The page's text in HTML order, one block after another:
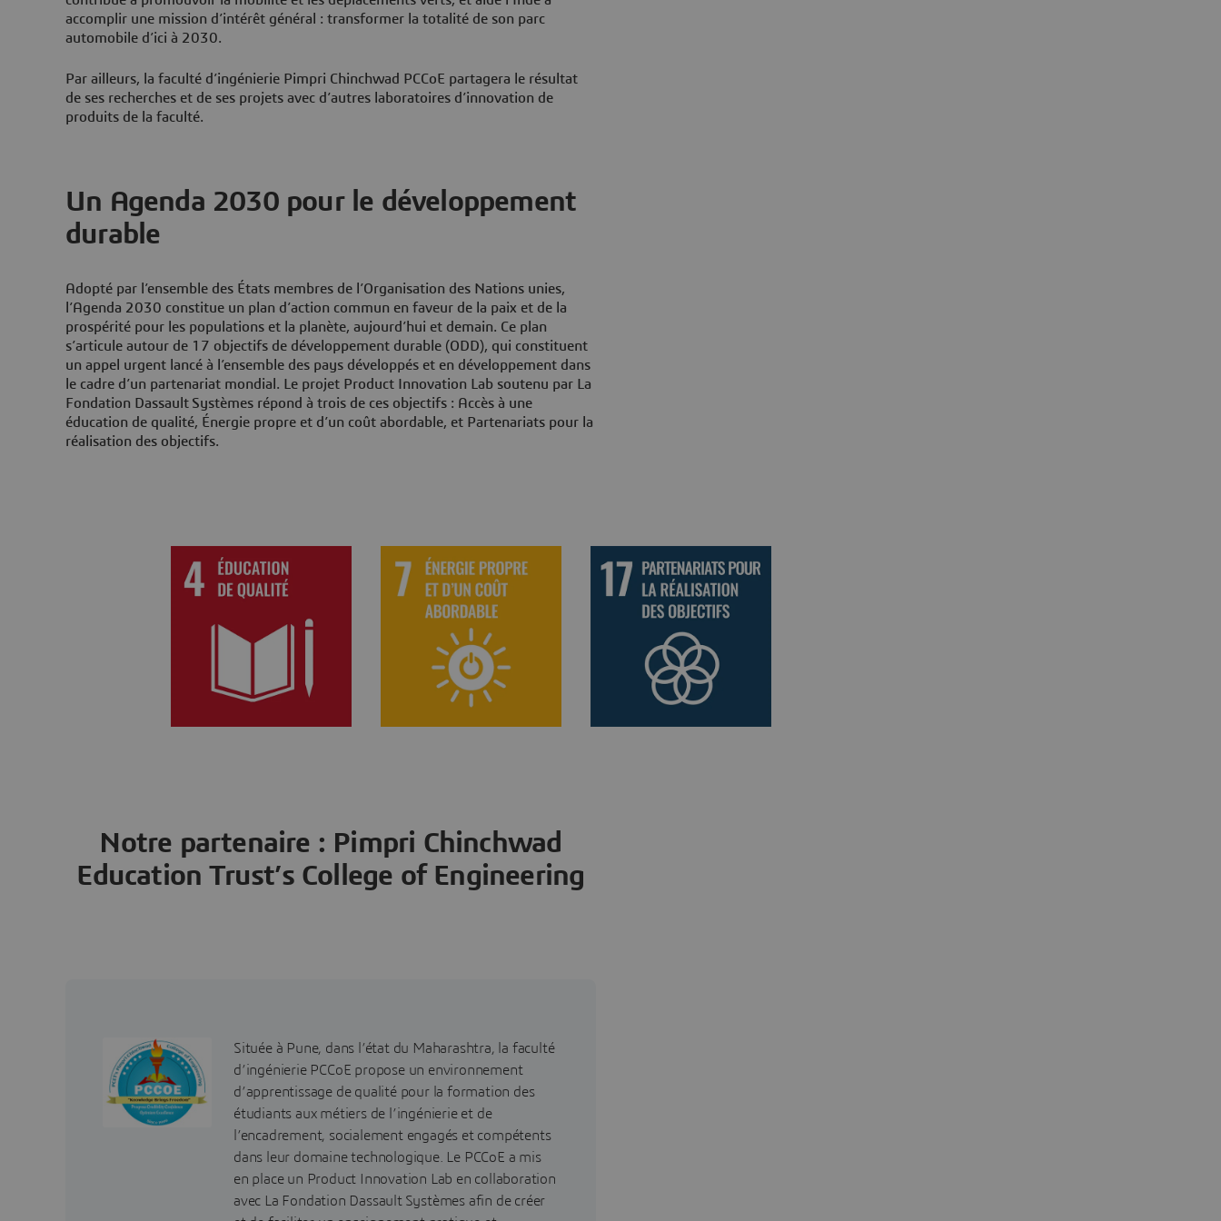
accomplir une mission d’intérêt général : transformer la totalité de son parc
automobile d’ici à 2030.
Par ailleurs, la faculté d’ingénierie Pimpri Chinchwad PCCoE partagera le résultat
de ses recherches et de ses projets avec d’autres laboratoires d’innovation de
produits de la faculté.
Un Agenda 2030 pour le développement
durable
Adopté par l’ensemble des États membres de l’Organisation des Nations unies,
l’Agenda 2030 constitue un plan d’action commun en faveur de la paix et de la
prospérité pour les populations et la planète, aujourd’hui et demain. Ce plan
s’articule autour de 17 objectifs de développement durable (ODD), qui constituent
un appel urgent lancé à l’ensemble des pays développés et en développement dans
le cadre d’un partenariat mondial. Le projet Product Innovation Lab soutenu par La
Fondation Dassault Systèmes répond à trois de ces objectifs : Accès à une
éducation de qualité, Énergie propre et d’un coût abordable, et Partenariats pour la
réalisation des objectifs.
Notre partenaire : Pimpri Chinchwad
Education Trust’s College of Engineering
Située à Pune, dans l’état du Maharashtra, la faculté
d’ingénierie PCCoE propose un environnement
d’apprentissage de qualité pour la formation des
étudiants aux métiers de l’ingénierie et de
l’encadrement, socialement engagés et compétents
dans leur domaine technologique. Le PCCoE a mis
en place un Product Innovation Lab en collaboration
avec La Fondation Dassault Systèmes afin de créer